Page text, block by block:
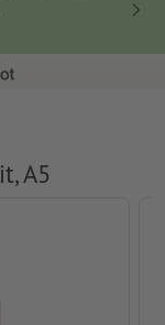
A5